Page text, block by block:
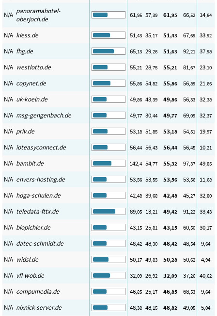
N/A panoramahotel-
oberjoch.de
61,95 57,39 61,95 66,52 14,84
N/A kiess.de 51,43 35,17 51,43 67,69 33,92
N/A fhg.de 65,13 29,26 51,63 92,21 37,98
N/A westlotto.de 55,21 28,75 55,21 81,67 23,10
N/A copynet.de 55,86 54,82 55,86 56,89 21,66
N/A uk-koeln.de 49,86 43,39 49,86 56,33 32,38
N/A msg-gengenbach.de 49,77 30,44 49,77 69,09 32,37
N/A priv.de 53,18 51,85 53,18 54,51 19,97
N/A ioteasyconnect.de 56,44 56,43 56,44 56,45 10,21
N/A bambit.de 142,4 54,77 55,32 97,37 49,85
N/A envers-hosting.de 53,56 53,55 53,56 53,56 11,68
N/A hoga-schulen.de 42,48 39,68 42,48 45,27 32,80
N/A teledata-fttx.de 89,05 13,21 49,42 91,22 33,43
N/A biopichler.de 43,15 25,81 43,15 60,50 30,17
N/A datec-schmidt.de 48,42 48,30 48,42 48,54 9,64
N/A widsl.de 50,17 49,83 50,28 50,62 4,94
N/A vfl-wob.de 32,09 26,92 32,09 37,26 40,62
N/A compumedia.de 46,85 25,17 46,85 68,53 9,64
N/A nixnick-server.de 48,38 48,15 48,82 49,05 5,04